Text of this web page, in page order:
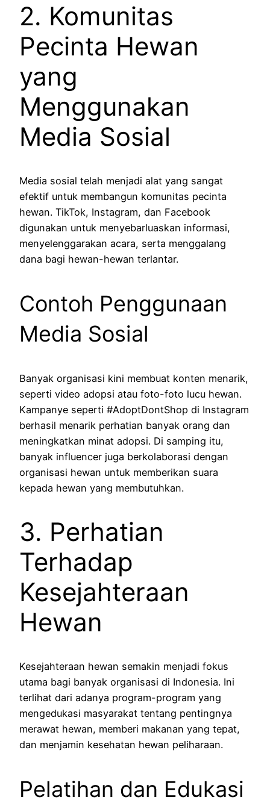
2. Komunitas
Pecinta Hewan
yang
Menggunakan
Media Sosial
Media sosial telah menjadi alat yang sangat
efektif untuk membangun komunitas pecinta
hewan. TikTok, Instagram, dan Facebook
digunakan untuk menyebarluaskan informasi,
menyelenggarakan acara, serta menggalang
dana bagi hewan-hewan terlantar.
Contoh Penggunaan
Media Sosial
Banyak organisasi kini membuat konten menarik,
seperti video adopsi atau foto-foto lucu hewan.
Kampanye seperti #AdoptDontShop di Instagram
berhasil menarik perhatian banyak orang dan
meningkatkan minat adopsi. Di samping itu,
banyak influencer juga berkolaborasi dengan
organisasi hewan untuk memberikan suara
kepada hewan yang membutuhkan.
3. Perhatian
Terhadap
Kesejahteraan
Hewan
Kesejahteraan hewan semakin menjadi fokus
utama bagi banyak organisasi di Indonesia. Ini
terlihat dari adanya program-program yang
mengedukasi masyarakat tentang pentingnya
merawat hewan, memberi makanan yang tepat,
dan menjamin kesehatan hewan peliharaan.
Pelatihan dan Edukasi